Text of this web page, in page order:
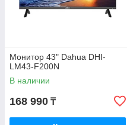
Монитор 43" Dahua DHI-
LM43-F200N
В наличии
168 990 ₸